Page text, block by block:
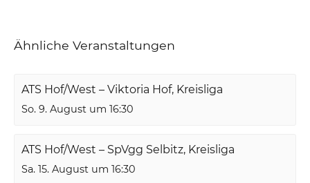
Ähnliche Veranstaltungen
ATS Hof/West – Viktoria Hof, Kreisliga
So. 9. August um 16:30
ATS Hof/West – SpVgg Selbitz, Kreisliga
Sa. 15. August um 16:30